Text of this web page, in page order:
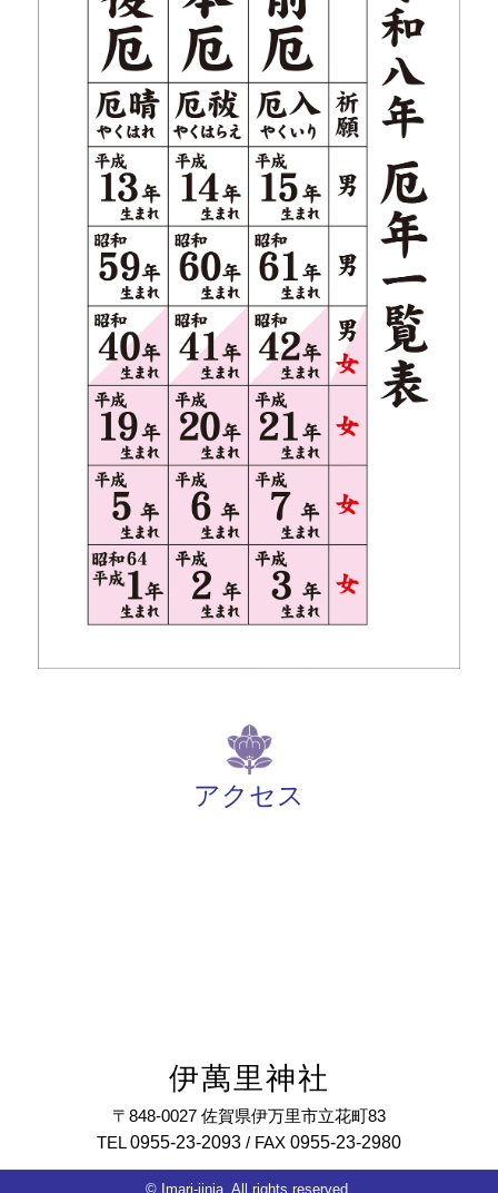
アクセス
伊萬里神社
〒848-0027 佐賀県伊万里市立花町83
TEL0955-23-2093 / FAX 0955-23-2980
© Imari-jinja. All rights reserved.